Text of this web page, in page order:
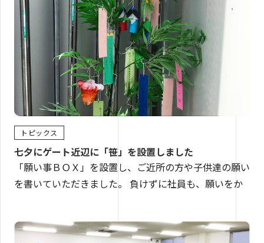
トピックス
七夕にゲート近辺に「笹」を設置しました
「願い事ＢＯＸ」を設置し、ご近所の方や子供達の願い
を書いていただきました。 負けずに社員も、願いをか